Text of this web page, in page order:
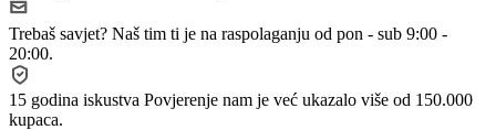
Trebaš savjet? Naš tim ti je na raspolaganju od pon - sub 9:00 -
20:00.
15 godina iskustva Povjerenje nam je već ukazalo više od 150.000
kupaca.